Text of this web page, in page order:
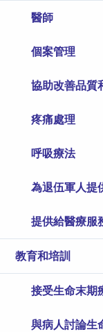
醫師
個案管理
協助改善品質
疼痛處理
呼吸療法
為退伍軍人提
提供給醫療服
教育和培訓
接受生命末期
與病人討論生